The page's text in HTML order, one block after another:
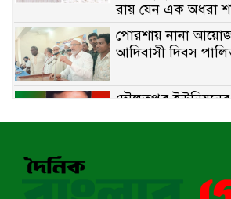
রায় যেন এক অধরা
পোরশায় নানা
আদিবাসী দিবস
দৌলতপুর ইউনিয়নের
বাকেরগঞ্জে নিষিদ্ধ
অভিযান, দুই